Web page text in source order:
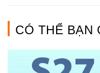
CÓ THỂ BẠN